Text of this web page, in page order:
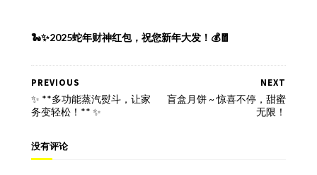
🐍✨2025蛇年财神红包，祝您新年大发！💰🧧
NEXT
盲盒月饼 ~ 惊喜不停，甜蜜
无限！
PREVIOUS
✨ **多功能蒸汽熨斗，让家
务变轻松！** ✨
没有评论